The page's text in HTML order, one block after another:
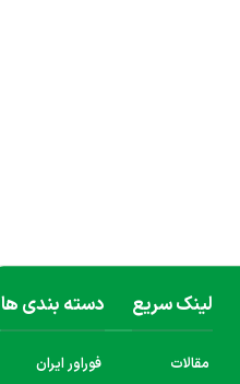
لینک سریع
مقالات
دسته بندی ها
فوراور ایران